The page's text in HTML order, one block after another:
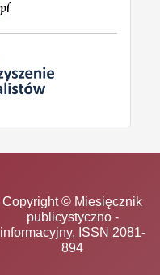
Copyright © Miesięcznik
publicystyczno -
informacyjny, ISSN 2081-
894